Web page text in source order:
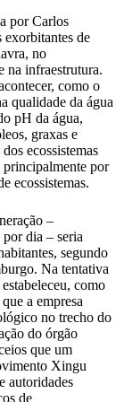
por Carlos
exorbitantes de
no
na infraestrutura.
como o
qualidade da água
pH da água,
graxas e
ecossistemas
principalmente por
ecossistemas.
–
dia – seria
segundo
Na tentativa
como
a empresa
no trecho do
do órgão
que um
Xingu
autoridades
de